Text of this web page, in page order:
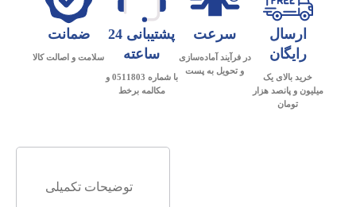
ارسال
رایگان
خرید بالای یک
میلیون و پانصد هزار
تومان
سرعت
در فرآیند آماده‌سازی
و تحویل به پست
پشتیبانی 24
ساعته
با شماره 0511803 و
مکالمه برخط
ضمانت
سلامت و اصالت کالا
توضیحات تکمیلی